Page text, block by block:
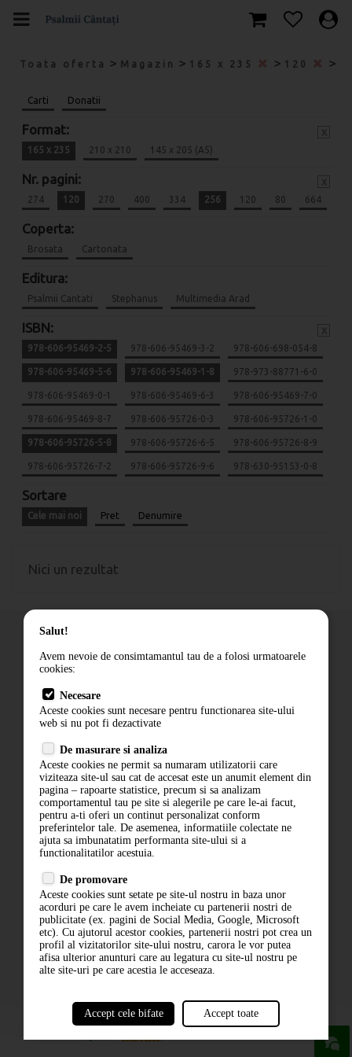
Toata oferta > Magazin > 165 x 235 > 120 >
Carti Donatii
Format:
165 x 235 210 x 210 145 x 205 (A5)
Nr. pagini:
274 120 270 400 334 256 120 80 664
Coperta:
Brosata Cartonata
Editura:
Psalmii Cantati Stephanus Multimedia Arad
ISBN:
978-606-95469-2-5 978-606-95469-3-2 978-606-698-054-8
978-606-95469-5-6 978-606-95469-1-8 978-973-88771-6-0
978-606-95469-0-1 978-606-95469-6-3 978-606-95469-7-0
978-606-95469-8-7 978-606-95726-0-3 978-606-95726-1-0
978-606-95726-5-8 978-606-95726-6-5 978-606-95726-8-9
978-606-95726-7-2 978-606-95726-9-6 978-630-95153-0-8
Sortare
Cele mai noi Pret Denumire
Nici un rezultat
Cum comand
Livrare
Contact
Politica de confidentialitate
ANPC
ABONARE LA NEWSLETTER
ABONARE
Salut!
Avem nevoie de consimtamantul tau de a folosi urmatoarele
cookies:
Necesare
Aceste cookies sunt necesare pentru functionarea site-ului
web si nu pot fi dezactivate
De masurare si analiza
Aceste cookies ne permit sa numaram utilizatorii care
viziteaza site-ul sau cat de accesat este un anumit element din
pagina – rapoarte statistice, precum si sa analizam
comportamentul tau pe site si alegerile pe care le-ai facut,
pentru a-ti oferi un continut personalizat conform
preferintelor tale. De asemenea, informatiile colectate ne
ajuta sa imbunatatim performanta site-ului si a
functionalitatilor acestuia.
De promovare
Aceste cookies sunt setate pe site-ul nostru in baza unor
acorduri pe care le avem incheiate cu partenerii nostri de
publicitate (ex. pagini de Social Media, Google, Microsoft
etc). Cu ajutorul acestor cookies, partenerii nostri pot crea un
profil al vizitatorilor site-ului nostru, carora le vor putea
afisa ulterior anunturi care au legatura cu site-ul nostru pe
alte site-uri pe care acestia le acceseaza.
Accept cele bifate Accept toate